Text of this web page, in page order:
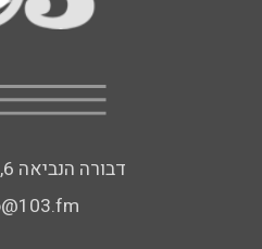
דבורה הנביאה 6, רמת השרון